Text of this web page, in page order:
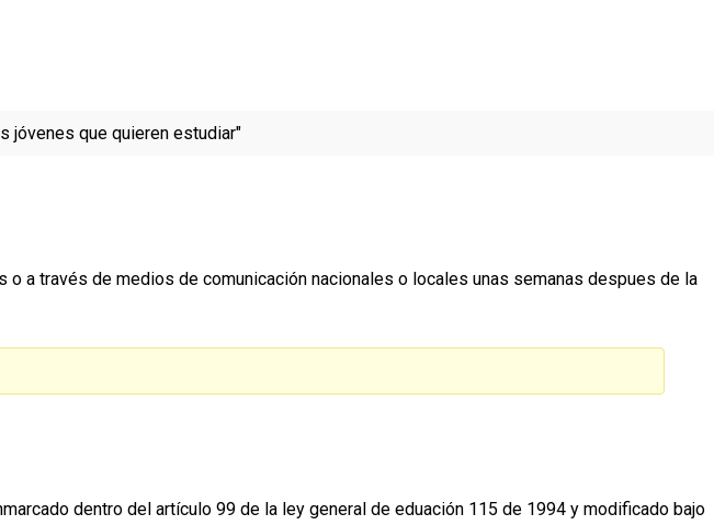
jóvenes que quieren estudiar"
a través de medios de comunicación nacionales o locales unas semanas despues de la
dentro del artículo 99 de la ley general de eduación 115 de 1994 y modificado bajo